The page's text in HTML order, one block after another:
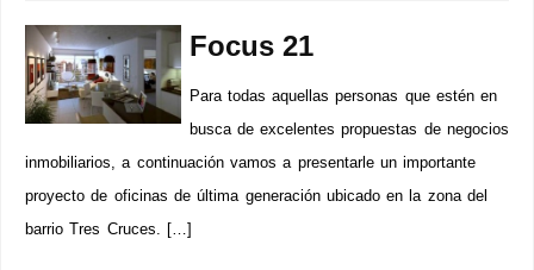
Focus 21
Para todas aquellas personas que estén en
busca de excelentes propuestas de negocios
inmobiliarios, a continuación vamos a presentarle un importante
proyecto de oficinas de última generación ubicado en la zona del
barrio Tres Cruces. […]